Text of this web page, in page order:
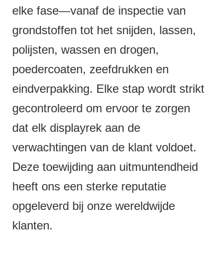
elke fase—vanaf de inspectie van
grondstoffen tot het snijden, lassen,
polijsten, wassen en drogen,
poedercoaten, zeefdrukken en
eindverpakking. Elke stap wordt strikt
gecontroleerd om ervoor te zorgen
dat elk displayrek aan de
verwachtingen van de klant voldoet.
Deze toewijding aan uitmuntendheid
heeft ons een sterke reputatie
opgeleverd bij onze wereldwijde
klanten.